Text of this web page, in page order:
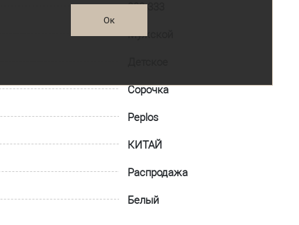
Ок
003-333
Мужской
Сорочка
Peplos
КИТАЙ
Распродажа
Белый